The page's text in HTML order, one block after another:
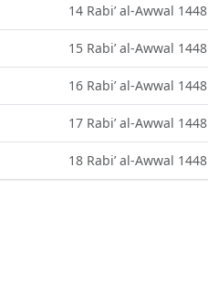
14 Rabi’ al-Awwal 1448
15 Rabi’ al-Awwal 1448
16 Rabi’ al-Awwal 1448
17 Rabi’ al-Awwal 1448
18 Rabi’ al-Awwal 1448